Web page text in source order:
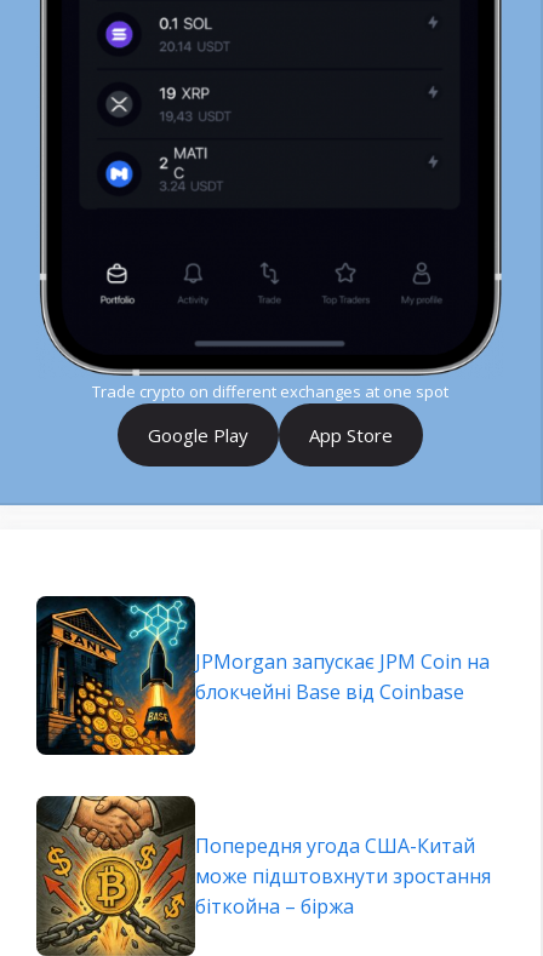
Trade crypto on different exchanges at one spot
Google Play App Store
JPMorgan запускає JPM Coin на
блокчейні Base від Coinbase
Попередня угода США-Китай
може підштовхнути зростання
біткойна – біржа